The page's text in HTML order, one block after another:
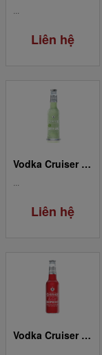
Liên hệ
Vodka Cruiser Zesty Lemon Lime
Liên hệ
Vodka Cruiser - Raspberry